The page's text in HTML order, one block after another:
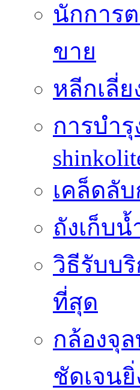
นักการ
ขาย
หลีกเลี่
การบำ
เคล็ดลั
ถังเก็บ
วิธีรับบ
ที่สุด
กล้องจุ
ชัดเจน